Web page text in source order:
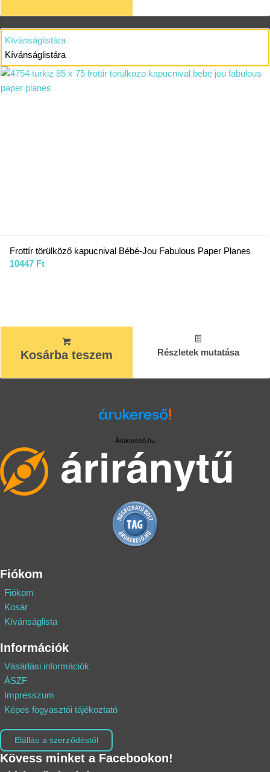
Kívánságlistára
Kívánságlistára
Frottír törülköző kapucnival Bébé-Jou Fabulous Paper Planes
10447 Ft
Kosárba teszem Részletek mutatása
Árukereső.hu
Fiókom
Fiókom
Kosár
Kívánságlista
Információk
Vásárlási információk
ÁSZF
Impresszum
Képes fogyasztói tájékoztató
Elállás a szerződéstől
Kövess minket a Facebookon!